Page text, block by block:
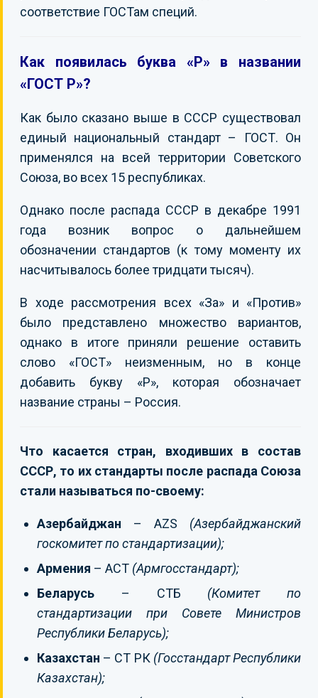
соответствие ГОСТам специй.
Как появилась буква «Р» в названии
«ГОСТ Р»?
Как было сказано выше в СССР существовал
единый национальный стандарт – ГОСТ. Он
применялся на всей территории Советского
Союза, во всех 15 республиках.
Однако после распада СССР в декабре 1991
года возник вопрос о дальнейшем
обозначении стандартов (к тому моменту их
насчитывалось более тридцати тысяч).
В ходе рассмотрения всех «За» и «Против»
было представлено множество вариантов,
однако в итоге приняли решение оставить
слово «ГОСТ» неизменным, но в конце
добавить букву «Р», которая обозначает
название страны – Россия.
Что касается стран, входивших в состав
СССР, то их стандарты после распада Союза
стали называться по-своему:
Азербайджан – AZS (Азербайджанский
госкомитет по стандартизации);
Армения – ACT (Армгосстандарт);
Беларусь – СТБ (Комитет по
стандартизации при Совете Министров
Республики Беларусь);
Казахстан – СТ РК (Госстандарт Республики
Казахстан);